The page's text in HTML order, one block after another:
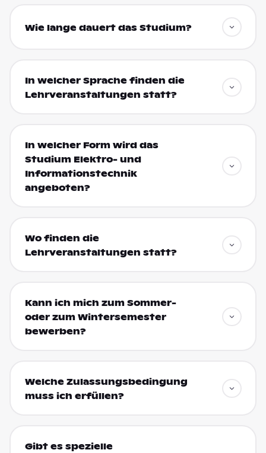
Wie lange dauert das Studium?
In welcher Sprache finden die
Lehrveranstaltungen statt?
In welcher Form wird das
Studium Elektro- und
Informationstechnik
angeboten?
Wo finden die
Lehrveranstaltungen statt?
Kann ich mich zum Sommer-
oder zum Wintersemester
bewerben?
Welche Zulassungsbedingung
muss ich erfüllen?
Gibt es spezielle